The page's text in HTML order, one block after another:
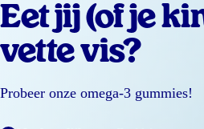
Eet jij (of je
vette vis?
Probeer onze omega-3 gummies!